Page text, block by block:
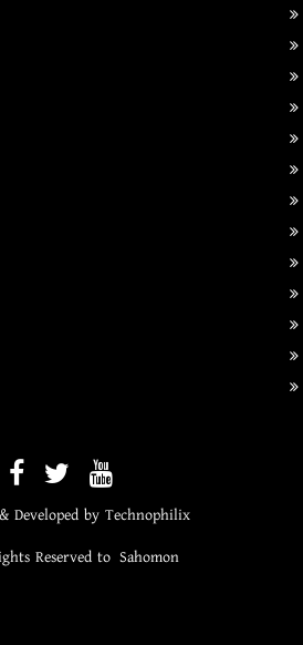
Developed by Technophilix
Reserved to Sahomon